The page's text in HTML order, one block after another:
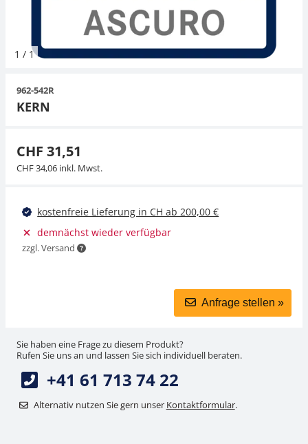
1 / 1
962-542R
KERN
CHF 31,51
CHF 34,06 inkl. Mwst.
kostenfreie Lieferung in CH ab 200,00 €
demnächst wieder verfügbar
zzgl. Versand
Anfrage stellen »
Sie haben eine Frage zu diesem Produkt?
Rufen Sie uns an und lassen Sie sich individuell beraten.
+41 61 713 74 22
Alternativ nutzen Sie gern unser Kontaktformular.
Waagen inkl. Software
Zug- und Druck-Kraftmesszellen
Videomikroskope
Expertenanwendungen
Newton-Gewichte
Schallpegelmessgerät